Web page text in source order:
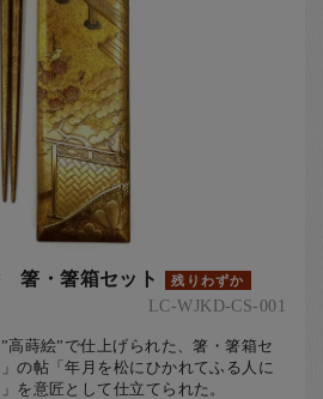
・箸箱セット 残りわずか
LC-WJKD-CS-001
高蒔絵”で仕上げられた、箸・箸箱セ
の帖「年月を松にひかれてふる人に
を意匠として仕立てられた。